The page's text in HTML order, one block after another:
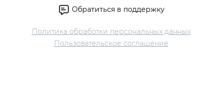
Обратиться в поддержку
Политика обработки персональных данных
Пользовательское соглашение